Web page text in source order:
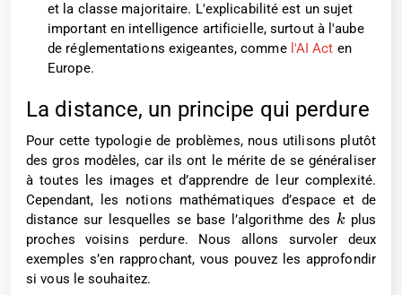
et la classe majoritaire. L'explicabilité est un sujet
important en intelligence artificielle, surtout à l'aube
de réglementations exigeantes, comme l'AI Act en
Europe.
La distance, un principe qui perdure
Pour cette typologie de problèmes, nous utilisons plutôt
des gros modèles, car ils ont le mérite de se généraliser
à toutes les images et d’apprendre de leur complexité.
Cependant, les notions mathématiques d’espace et de
distance sur lesquelles se base l’algorithme des k plus
proches voisins perdure. Nous allons survoler deux
exemples s’en rapprochant, vous pouvez les approfondir
si vous le souhaitez.